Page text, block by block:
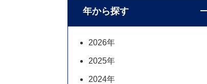
年から探す
2026年
2025年
2024年